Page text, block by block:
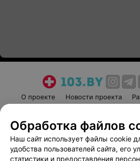
О проекте Новости проекта
Пользовательское соглашение
Вакансии
Написать
Обработка файлов
Наш сайт использует файлы cookie
удобства пользователей сайта, его
статистики и предоставления